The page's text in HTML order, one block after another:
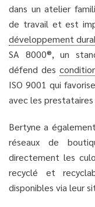
dans un atelier
de travail et est
développement
SA 8000®, un
défend des
ISO 9001 qui
avec les
Bertyne a
réseaux de
directement les
recyclé et
disponibles via leur